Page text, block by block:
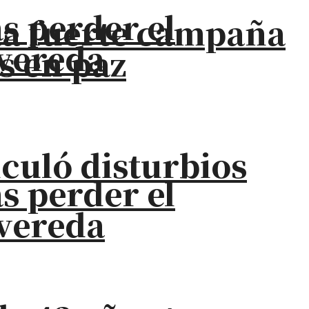
fuerte campaña
en paz
perder el
perder el
disturbios